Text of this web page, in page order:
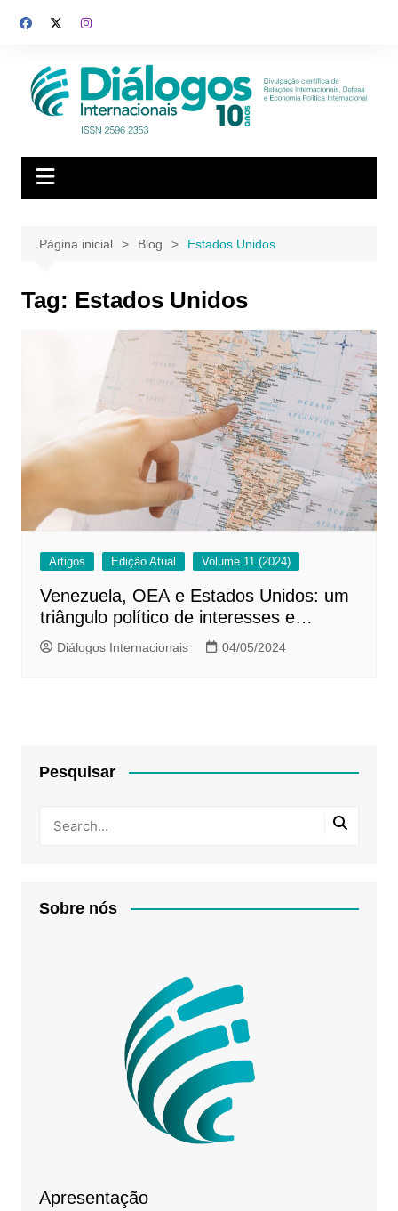
para
conteúdo
Página inicial Blog Estados Unidos
Tag: Estados Unidos
Artigos Edição Atual Volume 11 (2024)
Venezuela, OEA e Estados Unidos: um
triângulo político de interesses e
conflitos
Diálogos Internacionais 04/05/2024
Pesquisar
Sobre nós
Apresentação